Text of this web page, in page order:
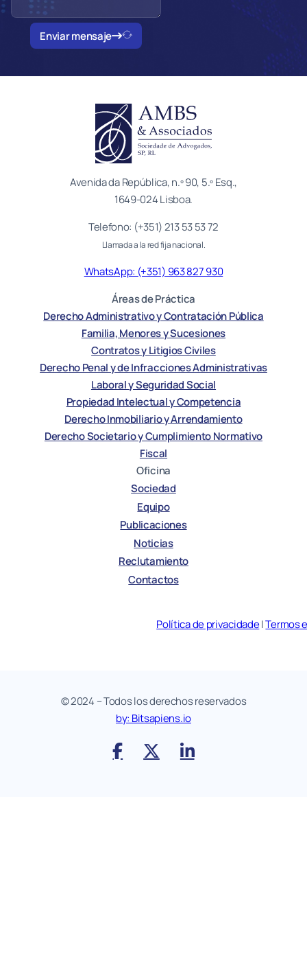
Enviar mensaje
Avenida da República, n.º 90, 5.º Esq.,
1649-024 Lisboa.
Telefono: (+351) 213 53 53 72
Llamada a la red fija nacional.
WhatsApp: (+351) 963 827 930
Áreas de Práctica
Derecho Administrativo y Contratación Pública
Familia, Menores y Sucesiones
Contratos y Litigios Civiles
Derecho Penal y de Infracciones Administrativas
Laboral y Seguridad Social
Propiedad Intelectual y Competencia
Derecho Inmobiliario y Arrendamiento
Derecho Societario y Cumplimiento Normativo
Fiscal
Oficina
Sociedad
Equipo
Publicaciones
Noticias
Reclutamiento
Contactos
Política de privacidade|Termos
© 2024 – Todos los derechos reservados
by: Bitsapiens.io